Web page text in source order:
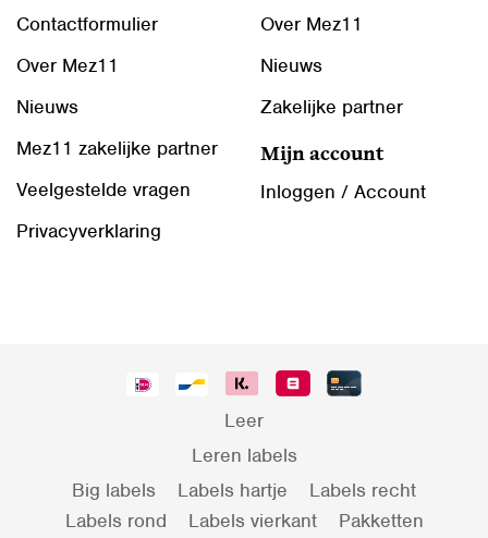
Contactformulier
Over Mez11
Nieuws
Mez11 zakelijke partner
Veelgestelde vragen
Privacyverklaring
Over Mez11
Nieuws
Zakelijke partner
Mijn account
Inloggen / Account
Leer
Leren labels
Big labels
Labels hartje
Labels recht
Labels rond
Labels vierkant
Pakketten